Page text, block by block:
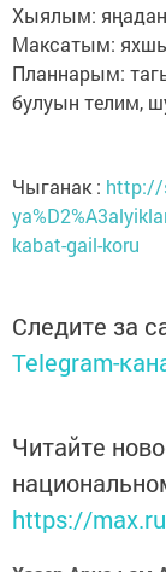
Хыялым: яңадан
Максатым:
Планнарым:
булуын телим,
Чыганак : http://
kabat-gail-koru
Следите за
Telegram-
Читайте
https://